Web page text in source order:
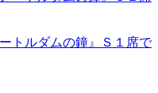
トルダムの鐘』Ｓ１席で